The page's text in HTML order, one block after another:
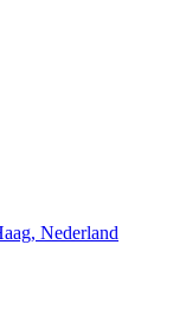
Nederland